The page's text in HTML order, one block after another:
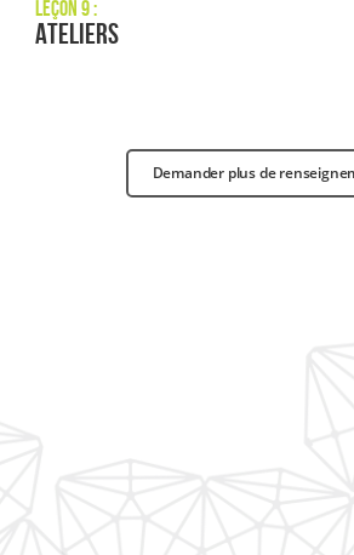
Leçon 9 :
Ateliers
Demander plus de